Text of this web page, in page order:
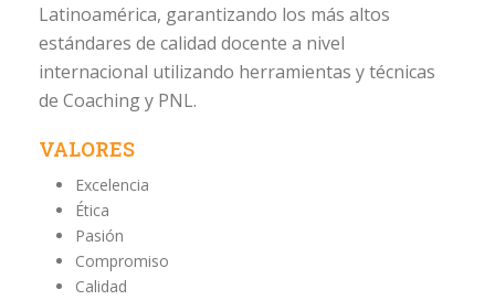
Latinoamérica, garantizando los más altos
estándares de calidad docente a nivel
internacional utilizando herramientas y técnicas
de Coaching y PNL.
VALORES
Excelencia
Ética
Pasión
Compromiso
Calidad